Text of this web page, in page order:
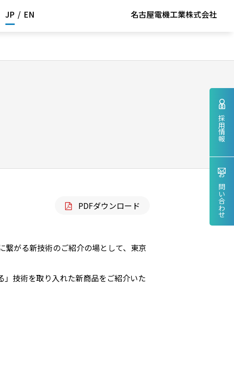
名古屋電機工業株式会社
JP / EN
PDFダウンロード
がる新技術のご紹介の場として、東京
技術を取り入れた新商品をご紹介いた
採用情報
お問い合わせ